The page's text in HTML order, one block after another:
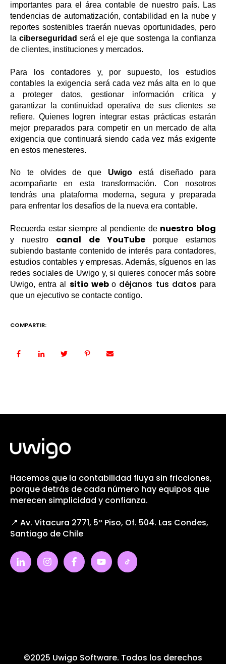
importantes para el área contable de nuestro país. Las
tendencias de automatización, contabilidad en la nube y
reportes sostenibles traerán nuevas oportunidades, pero
la ciberseguridad será el eje que sostenga la confianza
de clientes, instituciones y mercados.
Para los contadores y, por supuesto, los estudios
contables la exigencia será cada vez más alta en lo que
a proteger datos, gestionar información crítica y
garantizar la continuidad operativa de sus clientes se
refiere. Quienes logren integrar estas prácticas estarán
mejor preparados para competir en un mercado de alta
exigencia que continuará siendo cada vez más exigente
en estos menesteres.
No te olvides de que Uwigoestá diseñado para
acompañarte en esta transformación. Con nosotros
tendrás una plataforma moderna, segura y preparada
para enfrentar los desafíos de la nueva era contable.
Recuerda estar siempre al pendiente de nuestro blog
y nuestro canal de YouTubeporque estamos
subiendo bastante contenido de interés para contadores,
estudios contables y empresas. Además, síguenos en las
redes sociales de Uwigo y, si quieres conocer más sobre
Uwigo, entra al sitio webo déjanos tus datos para
que un ejecutivo se contacte contigo.
COMPARTIR:
Hacemos que la contabilidad fluya sin fricciones,
porque detrás de cada número hay equipos que
merecen simplicidad y confianza.
📍 Av. Vitacura 2771, 5º Piso, Of. 504. Las Condes,
Santiago de Chile
©2025 Uwigo Software. Todos los derechos